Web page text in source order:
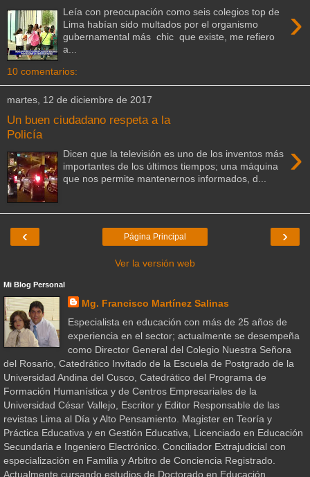
›
Leía con preocupación como seis colegios top de
Lima habían sido multados por el organismo
gubernamental más chic que existe, me refiero
a...
10 comentarios:
martes, 12 de diciembre de 2017
Un buen ciudadano respeta a la
Policía
›
Dicen que la televisión es uno de los inventos más
importantes de los últimos tiempos; una máquina
que nos permite mantenernos informados, d...
‹ ›
Página Principal
Ver la versión web
Mi Blog Personal
Mg. Francisco Martínez Salinas
Especialista en educación con más de 25 años de
experiencia en el sector; actualmente se desempeña
como Director General del Colegio Nuestra Señora
del Rosario, Catedrático Invitado de la Escuela de Postgrado de la
Universidad Andina del Cusco, Catedrático del Programa de
Formación Humanística y de Centros Empresariales de la
Universidad César Vallejo, Escritor y Editor Responsable de las
revistas Lima al Día y Alto Pensamiento. Magister en Teoría y
Práctica Educativa y en Gestión Educativa, Licenciado en Educación
Secundaria e Ingeniero Electrónico. Conciliador Extrajudicial con
especialización en Familia y Arbitro de Conciencia Registrado.
Actualmente cursando estudios de Doctorado en Educación.